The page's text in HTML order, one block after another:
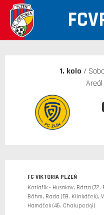
30. 12. 1899
1. kolo /
Areál
FC VIKTORIA PLZEŇ
Kotlařík - Husakov, Bárta
Böhm, Rada (59. Klinkáček),
Hamáček (46. Chalupecký)